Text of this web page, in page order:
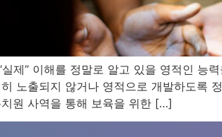
제” 이해를 정말로 알고 있을 영적인 능
노출되지 않거나 영적으로 개발하도록
원 사역을 통해 보육을 위한 […]